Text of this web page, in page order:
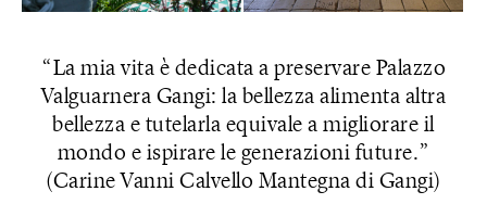
La mia vita è dedicata a preservare Palazzo
Valguarnera Gangi: la bellezza alimenta altra
bellezza e tutelarla equivale a migliorare il
mondo e ispirare le generazioni future.
(Carine Vanni Calvello Mantegna di Gangi)